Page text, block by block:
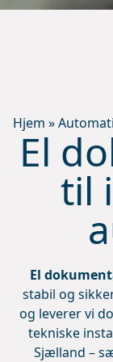
Hjem »
El
til
El
stabil og
og leverer vi
tekniske
Sjælland –